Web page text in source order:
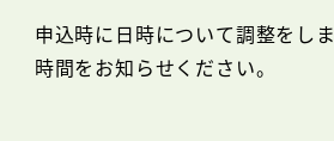
申込時に日時について調整をし
時間をお知らせください。